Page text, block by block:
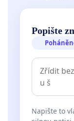
Popište
Napište to